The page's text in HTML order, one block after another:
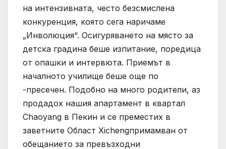
на интензивната, често безсмислена
конкуренция, която сега наричаме
„Инволюция“. Осигуряването на място за
детска градина беше изпитание, поредица
от опашки и интервюта. Приемът в
началното училище беше още по
-пресечен. Подобно на много родители, аз
продадох нашия апартамент в квартал
Chaoyang в Пекин и се преместих в
заветните Област Xichengпримамван от
обещанието за превъзходни